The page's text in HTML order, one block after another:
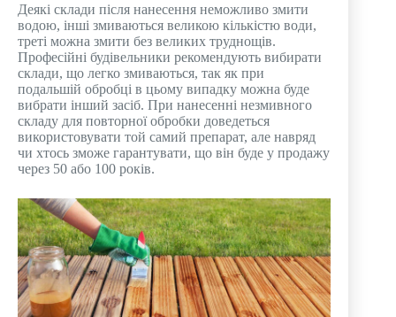
Деякі склади після нанесення неможливо змити
водою, інші змиваються великою кількістю води,
треті можна змити без великих труднощів.
Професійні будівельники рекомендують вибирати
склади, що легко змиваються, так як при
подальшій обробці в цьому випадку можна буде
вибрати інший засіб. При нанесенні незмивного
складу для повторної обробки доведеться
використовувати той самий препарат, але навряд
чи хтось зможе гарантувати, що він буде у продажу
через 50 або 100 років.